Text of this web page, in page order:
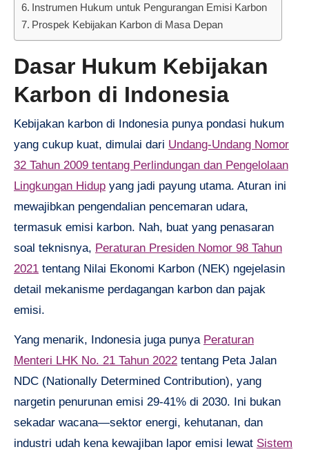
Instrumen Hukum untuk Pengurangan Emisi Karbon
Prospek Kebijakan Karbon di Masa Depan
Dasar Hukum Kebijakan
Karbon di Indonesia
Kebijakan karbon di Indonesia punya pondasi hukum
yang cukup kuat, dimulai dari Undang-Undang Nomor
32 Tahun 2009 tentang Perlindungan dan Pengelolaan
Lingkungan Hidup yang jadi payung utama. Aturan ini
mewajibkan pengendalian pencemaran udara,
termasuk emisi karbon. Nah, buat yang penasaran
soal teknisnya, Peraturan Presiden Nomor 98 Tahun
2021 tentang Nilai Ekonomi Karbon (NEK) ngejelasin
detail mekanisme perdagangan karbon dan pajak
emisi.
Yang menarik, Indonesia juga punya Peraturan
Menteri LHK No. 21 Tahun 2022 tentang Peta Jalan
NDC (Nationally Determined Contribution), yang
nargetin penurunan emisi 29-41% di 2030. Ini bukan
sekadar wacana—sektor energi, kehutanan, dan
industri udah kena kewajiban lapor emisi lewat Sistem